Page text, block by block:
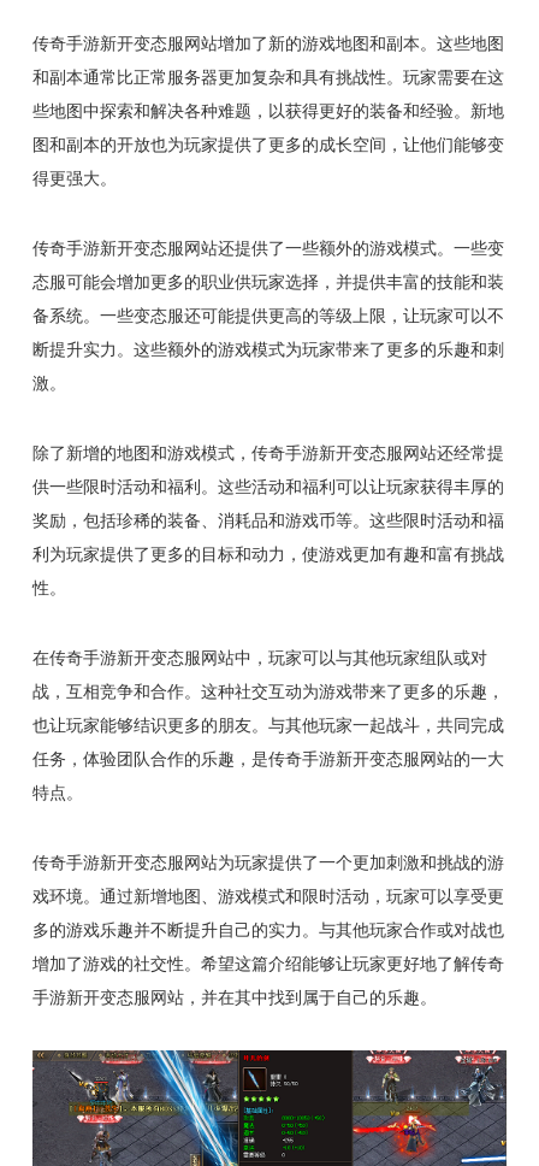
传奇手游新开变态服网站增加了新的游戏地图和副本。这些地图
和副本通常比正常服务器更加复杂和具有挑战性。玩家需要在这
些地图中探索和解决各种难题，以获得更好的装备和经验。新地
图和副本的开放也为玩家提供了更多的成长空间，让他们能够变
得更强大。
传奇手游新开变态服网站还提供了一些额外的游戏模式。一些变
态服可能会增加更多的职业供玩家选择，并提供丰富的技能和装
备系统。一些变态服还可能提供更高的等级上限，让玩家可以不
断提升实力。这些额外的游戏模式为玩家带来了更多的乐趣和刺
激。
除了新增的地图和游戏模式，传奇手游新开变态服网站还经常提
供一些限时活动和福利。这些活动和福利可以让玩家获得丰厚的
奖励，包括珍稀的装备、消耗品和游戏币等。这些限时活动和福
利为玩家提供了更多的目标和动力，使游戏更加有趣和富有挑战
性。
在传奇手游新开变态服网站中，玩家可以与其他玩家组队或对
战，互相竞争和合作。这种社交互动为游戏带来了更多的乐趣，
也让玩家能够结识更多的朋友。与其他玩家一起战斗，共同完成
任务，体验团队合作的乐趣，是传奇手游新开变态服网站的一大
特点。
传奇手游新开变态服网站为玩家提供了一个更加刺激和挑战的游
戏环境。通过新增地图、游戏模式和限时活动，玩家可以享受更
多的游戏乐趣并不断提升自己的实力。与其他玩家合作或对战也
增加了游戏的社交性。希望这篇介绍能够让玩家更好地了解传奇
手游新开变态服网站，并在其中找到属于自己的乐趣。